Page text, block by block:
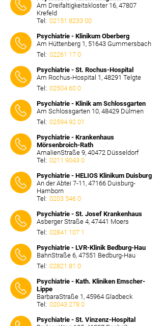
Am Dreifaltigkeitskloster 16, 47807
Krefeld
Tel: 02151 8233 00
Psychiatrie - Klinikum Oberberg
Am Hüttenberg 1, 51643 Gummersbach
Tel: 02261 17 0
Psychiatrie - St. Rochus-Hospital
Am Rochus-Hospital 1, 48291 Telgte
Tel: 02504 60 0
Psychiatrie - Klinik am Schlossgarten
Am Schlossgarten 10, 48429 Dülmen
Tel: 02594 92 01
Psychiatrie - Krankenhaus
Mörsenbroich-Rath
AmalienStraße 9, 40472 Düsseldorf
Tel: 0211 9043 0
Psychiatrie - HELIOS Klinikum Duisburg
An der Abtei 7-11, 47166 Duisburg-
Hamborn
Tel: 0203 546 0
Psychiatrie - St. Josef Krankenhaus
Asberger Straße 4, 47441 Moers
Tel: 02841 107 1
Psychiatrie - LVR-Klinik Bedburg-Hau
BahnStraße 6, 47551 Bedburg-Hau
Tel: 02821 81 0
Psychiatrie - Kath. Kliniken Emscher-
Lippe
BarbaraStraße 1, 45964 Gladbeck
Tel: 02043 278 0
Psychiatrie - St. Vinzenz-Hospital